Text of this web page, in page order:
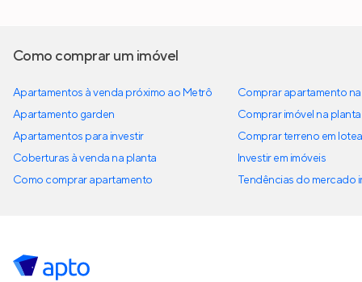
Como comprar um imóvel
Apartamentos à venda próximo ao Metrô
Apartamento garden
Apartamentos para investir
Coberturas à venda na planta
Como comprar apartamento
Comprar apartamento
Comprar imóvel na planta
Comprar terreno em
Investir em imóveis
Tendências do mercado